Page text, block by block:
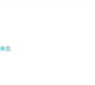
、维他命B5、维他
他命B12、β-胡萝卜
命E、肌醇、酒石酸
钾、富马酸亚铁、
天内安排发货。
所影响。 当八号烈
时，送货服务时间
应情况再作最后确
息